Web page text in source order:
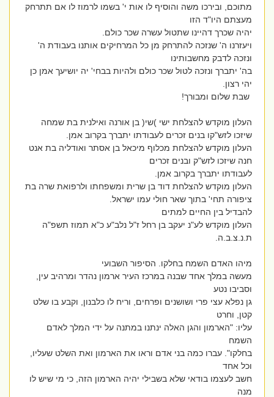
מתוכם, ובירכו משה והוסיף לו אות י' בשמו לרמוז לו אם תתרחק
מעצתם היו"ד הזו
יהיה שכרך דהיינו שתטול עשרה שכר כולם.
ויעזרנו ה' שנזכה להתרחק מן כל המרחיקים אותנו בעבודת ה'
ונזכה לדבק מחשבותינו
בה' יתברך ונזכה לטול שכר כולם ולהיות בבחי' יה יושיעך אמן כן
יהי רצון.
שבת שלום ומבורך!
העלון מוקדש להצלחת ישי )שי( בן אורנה ואילנית בת שמחה
שיזכו לזש"קו בנים זכרים לעבודתו יתברך בקרוב אמן.
העלון מוקדש להצלחת מכלוף מיכאל בן אסתר ואודליה בת אנט
חנה שיזכו לזש"ק ובנים זכרים
לעבודתו יתברך בקרוב אמן.
העלון מוקדש להצלחת דוד בן שרית ומשפחתו ולרפואת שרה בת
ציפורה תחי' בתוך שאר חולי עמו ישראל.
להבדיל בין החיים למתים
העלון מוקדש לע"נ יעקב בן רחל ז"ל נלב"ע כ"א תמוז תשפ"ה
ת.נ.צ.ב.ה.
מיהו האדם השמח בחלקו. הסיפור השבועי
מעשה במלך אחד שבנה במרכז העיר ארמון נהדר ומרהיב עין,
וסביבו נטע
גן נפלא עצי פרי ושושנים ופרחים, וריח לו כלבנון, וקבע בו שלט
קטן, וחרט
עליו: "הארמון והגן האלה ינתנו במתנה על ידי המלך לאדם
השמח
בחלקו". עברו כמה בני אדם וראו את הארמון ואת השלט שעליו,
וכל אחד
חשב לעצמו בודאי שלא בשבילי יהיה הארמון הזה, כי מי שיש לו
מנה